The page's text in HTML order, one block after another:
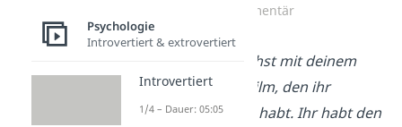
komplementär
Du sprichst mit deinem
Freund über einen Film, den ihr
zusammen gesehen habt. Ihr habt den
Psychologie
Introvertiert & extrovertiert
Introvertiert
1/4 – Dauer: 05:05